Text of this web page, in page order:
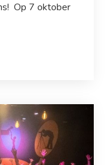
Op 7 oktober